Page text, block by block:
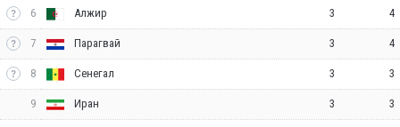
6 Алжир 3 4
7 Парагвай 3 4
8 Сенегал 3 3
9 Иран 3 3